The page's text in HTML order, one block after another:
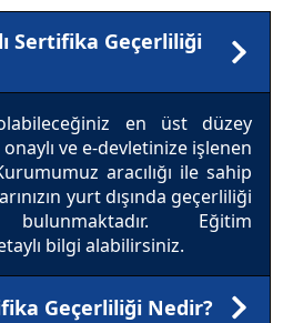
Sertifika Geçerliliği
en üst düzey
ve e-devletinize işlenen
aracılığı ile sahip
yurt dışında geçerliliği
Eğitim
bilgi alabilirsiniz.
Geçerliliği Nedir?